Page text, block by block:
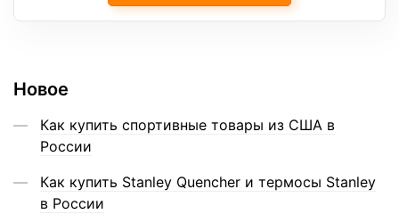
Новое
Как купить спортивные товары из США в
России
Как купить Stanley Quencher и термосы Stanley
в России